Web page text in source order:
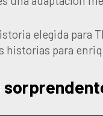
elegida para
historias para